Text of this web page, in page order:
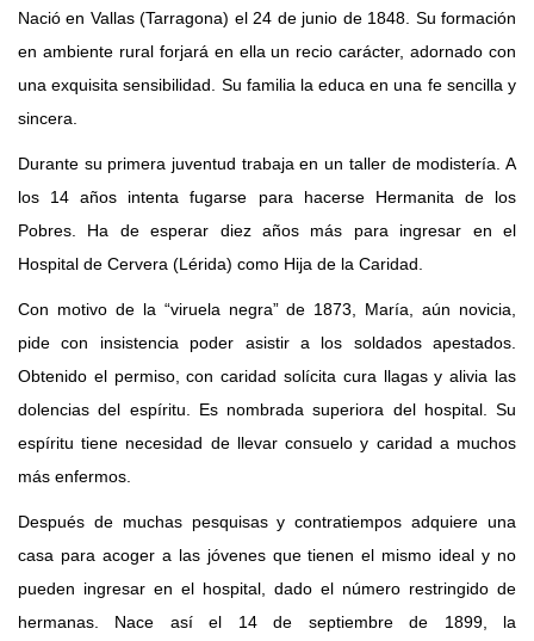
43 Semana (2014)
42 Semana (2013)
41 Semana (2012)
40 Semana (2011)
39 Semana (2010)
Nació en Vallas (Tarragona) el 24 de junio de 1848. Su formación
en ambiente rural forjará en ella un recio carácter, adornado con
una exquisita sensibilidad. Su familia la educa en una fe sencilla y
sincera.
Durante su primera juventud trabaja en un taller de modistería. A
los 14 años intenta fugarse para hacerse Hermanita de los
Pobres. Ha de esperar diez años más para ingresar en el
Hospital de Cervera (Lérida) como Hija de la Caridad.
Con motivo de la “viruela negra” de 1873, María, aún novicia,
pide con insistencia poder asistir a los soldados apestados.
Obtenido el permiso, con caridad solícita cura llagas y alivia las
dolencias del espíritu. Es nombrada superiora del hospital. Su
espíritu tiene necesidad de llevar consuelo y caridad a muchos
más enfermos.
Después de muchas pesquisas y contratiempos adquiere una
casa para acoger a las jóvenes que tienen el mismo ideal y no
pueden ingresar en el hospital, dado el número restringido de
hermanas. Nace así el 14 de septiembre de 1899, la